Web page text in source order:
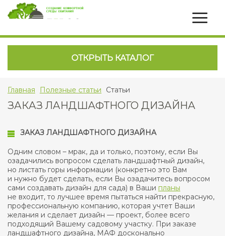
ОТКРЫТЬ КАТАЛОГ
Главная Полезные статьи Статьи
ЗАКАЗ ЛАНДШАФТНОГО ДИЗАЙНА
ЗАКАЗ ЛАНДШАФТНОГО ДИЗАЙНА
Одним словом – мрак, да и только, поэтому, если Вы
озадачились вопросом сделать ландшафтный дизайн,
но листать горы информации (конкретно это Вам
и нужно будет сделать, если Вы озадачитесь вопросом
сами создавать дизайн для сада) в Ваши планы
не входит, то лучшее время пытаться найти прекрасную,
профессиональную компанию, которая учтет Ваши
желания и сделает дизайн — проект, более всего
подходящий Вашему садовому участку. При заказе
ландшафтного дизайна, МАФ досконально